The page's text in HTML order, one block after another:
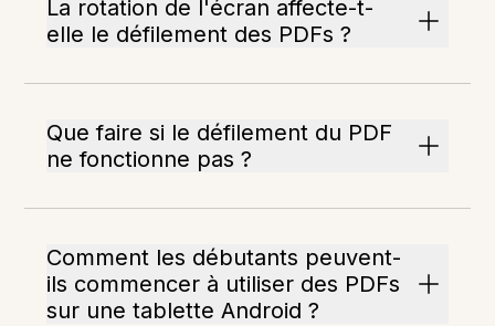
La rotation de l'écran affecte-t-
elle le défilement des PDFs ?
Que faire si le défilement du PDF
ne fonctionne pas ?
Comment les débutants peuvent-
ils commencer à utiliser des PDFs
sur une tablette Android ?